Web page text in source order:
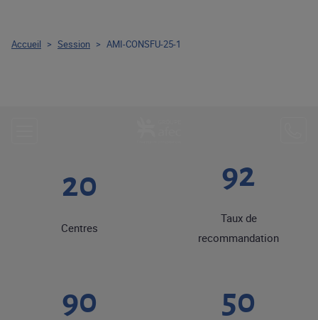
20
Centres
92
Taux de
recommandation
90 50
Accueil > Session > AMI-CONSFU-25-1